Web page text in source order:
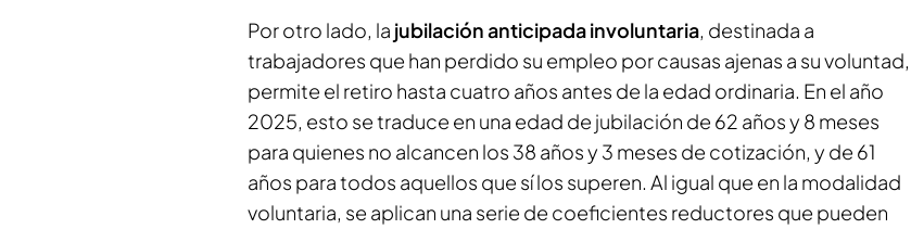
Por otro lado, la jubilación anticipada involuntaria, destinada a
trabajadores que han perdido su empleo por causas ajenas a su voluntad,
permite el retiro hasta cuatro años antes de la edad ordinaria. En el año
2025, esto se traduce en una edad de jubilación de 62 años y 8 meses
para quienes no alcancen los 38 años y 3 meses de cotización, y de 61
años para todos aquellos que sí los superen. Al igual que en la modalidad
voluntaria, se aplican una serie de coeficientes reductores que pueden